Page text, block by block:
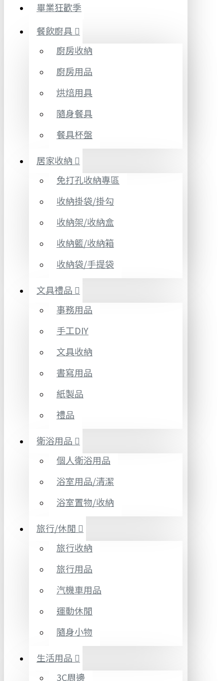
畢業狂歡季
餐飲廚具
廚房收納
廚房用品
烘焙用具
隨身餐具
餐具杯盤
居家收納
免打孔收納專區
收納掛袋/掛勾
收納架/收納盒
收納籃/收納箱
收納袋/手提袋
文具禮品
事務用品
手工DIY
文具收納
書寫用品
紙製品
禮品
衛浴用品
個人衛浴用品
浴室用品/清潔
浴室置物/收納
旅行/休閒
旅行收納
旅行用品
汽機車用品
運動休閒
隨身小物
生活用品
3C周邊